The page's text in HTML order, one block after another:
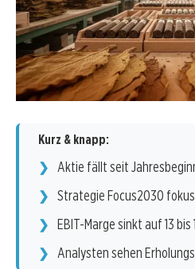
Kurz & knapp:
Aktie fällt seit
Strategie Focus2030
EBIT-Marge sinkt auf 13 bis
Analysten sehen